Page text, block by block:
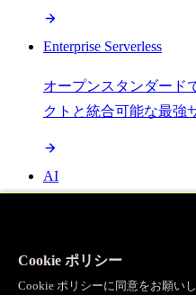
Enterprise Serverless
オープンスタンダード
クトと統合可能な最強
AI
Cookie ポリシー
Cookie ポリシーに同意をお願い